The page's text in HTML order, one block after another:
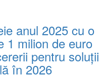
anul 2025 cu o
1 milion de euro
pentru soluții
în 2026